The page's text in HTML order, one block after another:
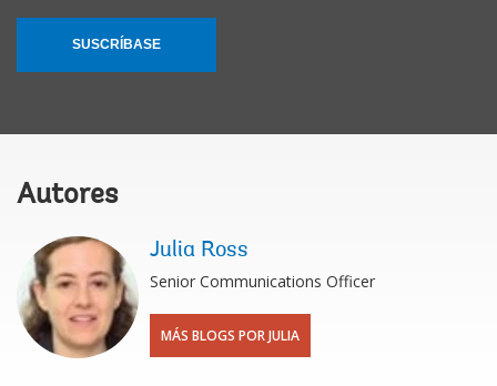
SUSCRÍBASE
Autores
Julia Ross
Senior Communications Officer
MÁS BLOGS POR JULIA